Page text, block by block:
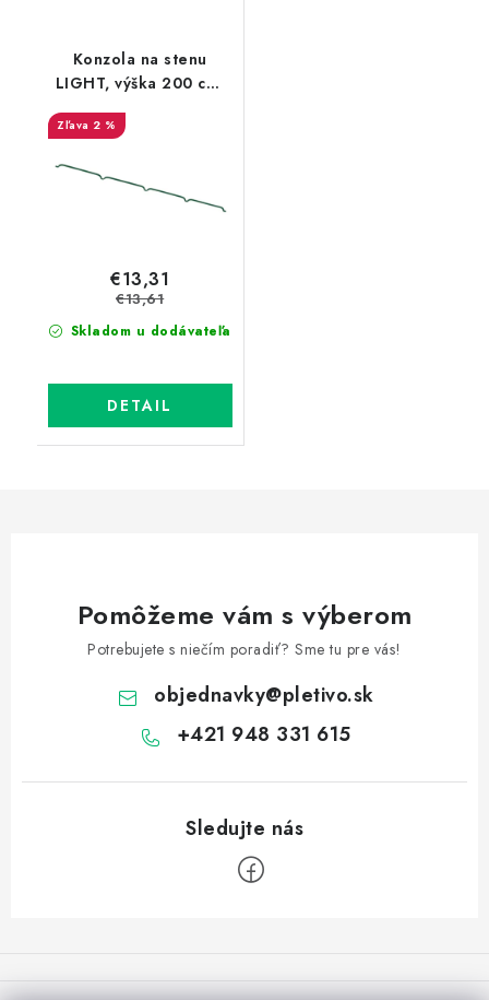
Konzola na stenu
LIGHT, výška 200 cm,
2 %
Skladom u dodávateľa
€13,31
€13,61
DETAIL
Pomôžeme vám s výberom
Potrebujete s niečím poradiť? Sme tu pre vás!
objednavky@pletivo.sk
+421 948 331 615